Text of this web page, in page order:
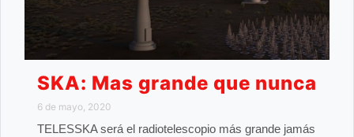
SKA: Mas grande que nunca
6 de mayo, 2020
TELESSKA será el radiotelescopio más grande jamás